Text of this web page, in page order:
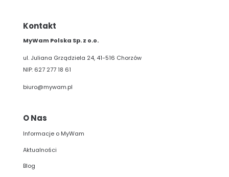
Kontakt
MyWam Polska Sp. z o.o.
ul. Juliana Grządziela 24, 41-516 Chorzów
NIP: 627 277 18 61
biuro@mywam.pl
O Nas
Informacje o MyWam
Aktualności
Blog